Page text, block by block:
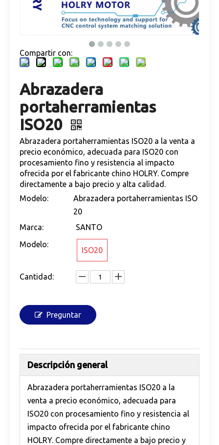
Compartir con:
Abrazadera
portaherramientas
ISO20
Abrazadera portaherramientas ISO20 a la venta a
precio económico, adecuada para ISO20 con
procesamiento fino y resistencia al impacto
ofrecida por el fabricante chino HOLRY. Compre
directamente a bajo precio y alta calidad.
Modelo:
Abrazadera portaherramientas ISO
20
Marca:
SANTO
Modelo:
ISO20
Cantidad:
Preguntar
Descripción general
Abrazadera portaherramientas ISO20 a la
venta a precio económico, adecuada para
ISO20 con procesamiento fino y resistencia al
impacto ofrecida por el fabricante chino
HOLRY. Compre directamente a bajo precio y